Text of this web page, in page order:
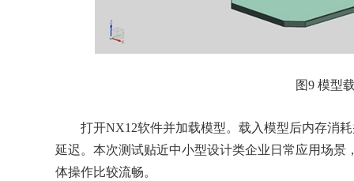
图9 模型
打开NX12软件并加载模型。载入模型后内存消耗
延迟。本次测试贴近中小型设计类企业日常应用场
体操作比较流畅。